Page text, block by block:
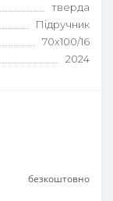
тверда
Підручник
70х100/16
2024
безкоштовно